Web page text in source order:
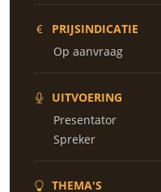
PRIJSINDICATIE
Op aanvraag
UITVOERING
Presentator
Spreker
THEMA'S